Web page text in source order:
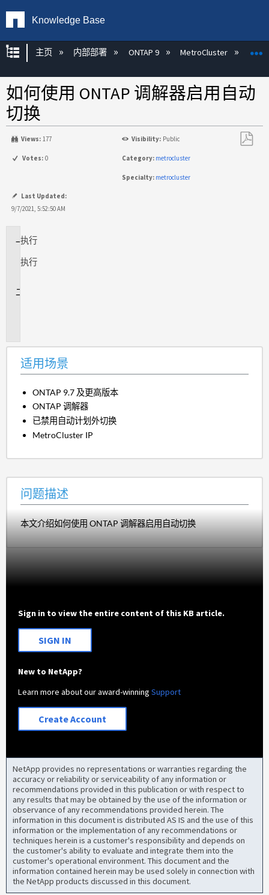
Knowledge Base
扩展/隐缩全局层次
主页 内部部署 ONTAP 9 MetroCluster
如何使用 ONTAP 调解器启用自动
切换
Views: 177 Visibility: Public
Votes: 0 Category: metrocluster
Specialty: metrocluster
Last Updated:
9/7/2021, 5:52:50 AM
适
场
执行
执行
适用场景
ONTAP 9.7 及更高版本
ONTAP 调解器
已禁用自动计划外切换
MetroCluster IP
问题描述
本文介绍如何使用 ONTAP 调解器启用自动切换
Sign in to view the entire content of this KB article.
SIGN IN
New to NetApp?
Learn more about our award-winningSupport
Create Account
NetApp provides no representations or warranties regarding the
accuracy or reliability or serviceability of any information or
recommendations provided in this publication or with respect to
any results that may be obtained by the use of the information or
observance of any recommendations provided herein. The
information in this document is distributed AS IS and the use of this
information or the implementation of any recommendations or
techniques herein is a customer's responsibility and depends on
the customer's ability to evaluate and integrate them into the
customer's operational environment. This document and the
information contained herein may be used solely in connection with
the NetApp products discussed in this document.